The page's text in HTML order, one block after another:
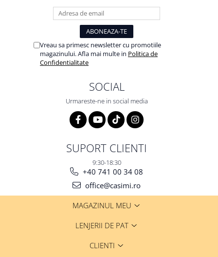
Vreau sa primesc newsletter cu promotiile
magazinului. Afla mai multe in Politica de
Confidentialitate
SOCIAL
Urmareste-ne in social media
SUPORT CLIENTI
9:30-18:30
+40 741 00 34 08
office@casimi.ro
MAGAZINUL MEU
LENJERII DE PAT
CLIENTI